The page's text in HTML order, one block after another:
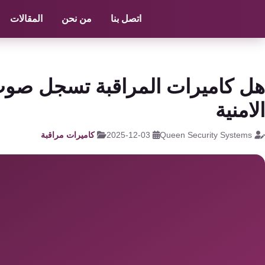
اتصل بنا من نحن المقالات كاميرا مراقبة للسيارة ٢٤ ساعة
هل كاميرات المراقبة تسجل
الامنية
كاميرات مراقبة
كالون
الباب
الذكي
و